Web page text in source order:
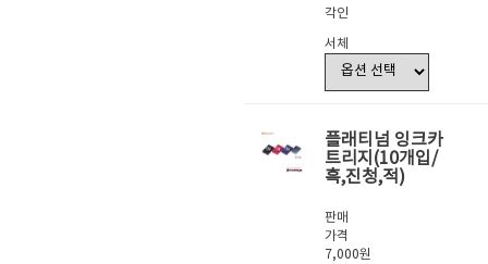
각인
서체
플래티넘 잉크카
트리지(10개입/
흑,진청,적)
판매
가격
7,000원